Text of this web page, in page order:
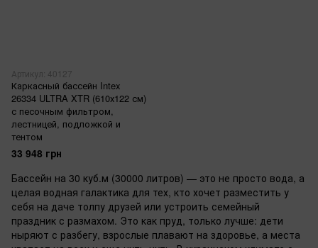
Артикул: 40127
Каркасный бассейн Intex
26334 ULTRA XTR (610х122 см)
с песочным фильтром,
лестницей, подложкой и
тентом
33 948 грн
Бассейн на 30 куб.м (30000 литров) — это не просто вода, а
целая водная галактика для тех, кто хочет разместить у
себя на даче толпу друзей или устроить семейный
праздник с размахом. Это как пруд, только лучше: дети
ныряют с разбегу, взрослые плавают на здоровье, а места